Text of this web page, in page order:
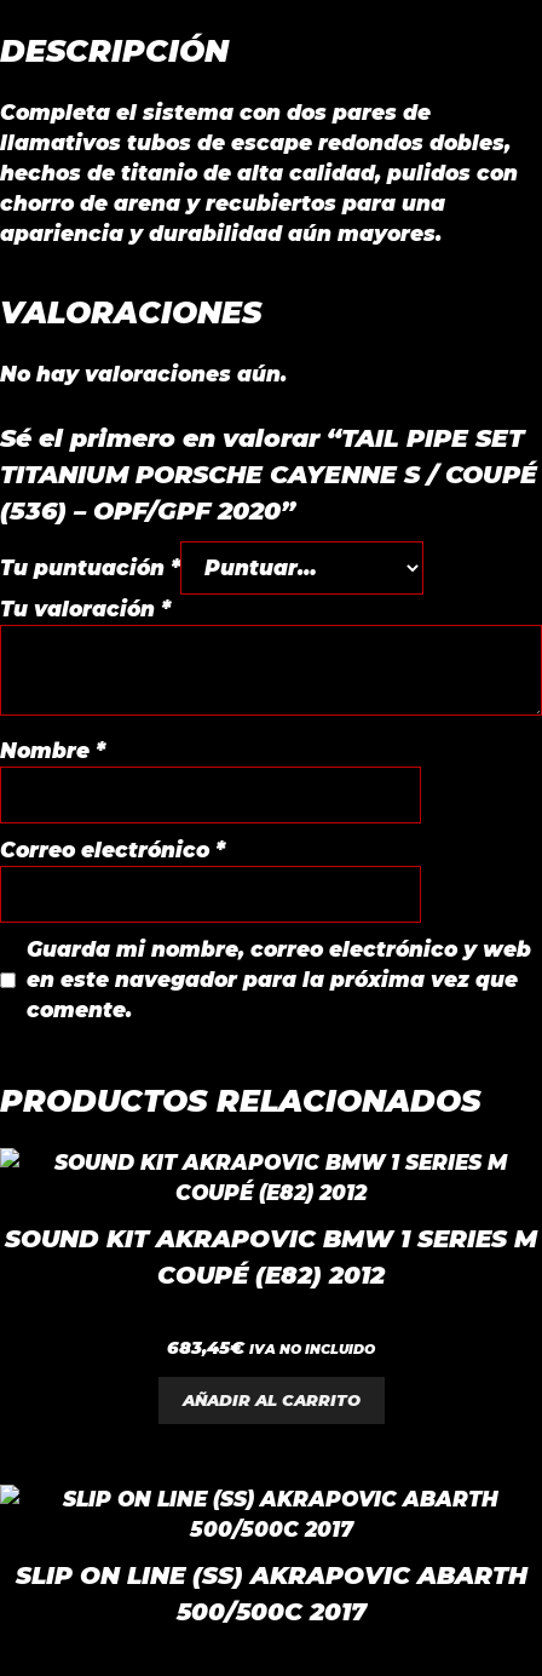
2020
DESCRIPCIÓN
Completa el sistema con dos pares de
llamativos tubos de escape redondos dobles,
hechos de titanio de alta calidad, pulidos con
chorro de arena y recubiertos para una
apariencia y durabilidad aún mayores.
VALORACIONES
No hay valoraciones aún.
Sé el primero en valorar “TAIL PIPE SET
TITANIUM PORSCHE CAYENNE S / COUPÉ
(536) – OPF/GPF 2020”
Tu puntuación *
Tu valoración *
Nombre *
Correo electrónico *
Guarda mi nombre, correo electrónico y web
en este navegador para la próxima vez que
comente.
PRODUCTOS RELACIONADOS
SOUND KIT AKRAPOVIC BMW 1 SERIES M
COUPÉ (E82) 2012
0
d
e
5
683,45€ IVA NO INCLUIDO
AÑADIR AL CARRITO
SLIP ON LINE (SS) AKRAPOVIC ABARTH
500/500C 2017